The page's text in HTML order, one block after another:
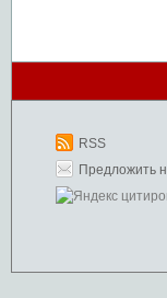
RSS
Предложить